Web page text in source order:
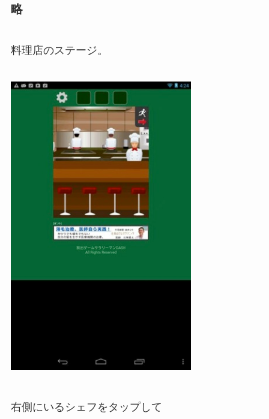
略
料理店のステージ。
右側にいるシェフをタップして